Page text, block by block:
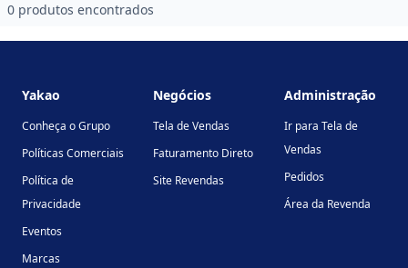
0 produtos encontrados
Yakao
Conheça o Grupo
Políticas Comerciais
Política de
Privacidade
Eventos
Marcas
Negócios
Tela de Vendas
Faturamento Direto
Site Revendas
Administração
Ir para Tela de
Vendas
Pedidos
Área da Revenda